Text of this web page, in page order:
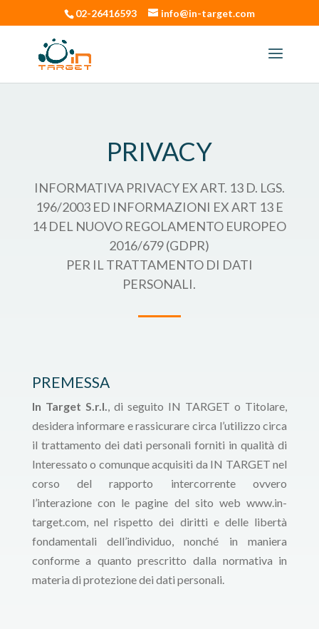
02-26416593 info@in-target.com
PRIVACY
INFORMATIVA PRIVACY EX ART. 13 D. LGS.
196/2003 ED INFORMAZIONI EX ART 13 E
14 DEL NUOVO REGOLAMENTO EUROPEO
2016/679 (GDPR)
PER IL TRATTAMENTO DI DATI
PERSONALI.
PREMESSA
In Target S.r.l., di seguito IN TARGET o Titolare,
desidera informare e rassicurare circa l’utilizzo circa
il trattamento dei dati personali forniti in qualità di
Interessato o comunque acquisiti da IN TARGET nel
corso del rapporto intercorrente ovvero
l’interazione con le pagine del sito web www.in-
target.com, nel rispetto dei diritti e delle libertà
fondamentali dell’individuo, nonché in maniera
conforme a quanto prescritto dalla normativa in
materia di protezione dei dati personali.